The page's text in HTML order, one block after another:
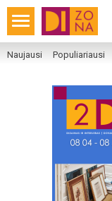
Naujausi Populiariausi